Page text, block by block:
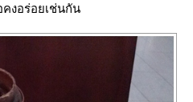
งอร่อยเช่นกัน